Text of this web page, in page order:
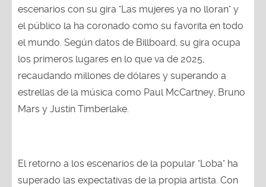
escenarios con su gira "Las mujeres ya no lloran" y
el público la ha coronado como su favorita en todo
el mundo. Según datos de Billboard, su gira ocupa
los primeros lugares en lo que va de 2025,
recaudando millones de dólares y superando a
estrellas de la música como Paul McCartney, Bruno
Mars y Justin Timberlake.
El retorno a los escenarios de la popular "Loba" ha
superado las expectativas de la propia artista. Con